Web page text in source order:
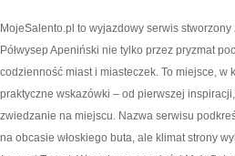
MojeSalento.pl to wyjazdowy serwis
Półwysep Apeniński nie tylko przez pryzmat
codzienność miast i miasteczek. To miejsce,
praktyczne wskazówki – od pierwszej
zwiedzanie na miejscu. Nazwa serwisu
na obcasie włoskiego buta, ale klimat strony